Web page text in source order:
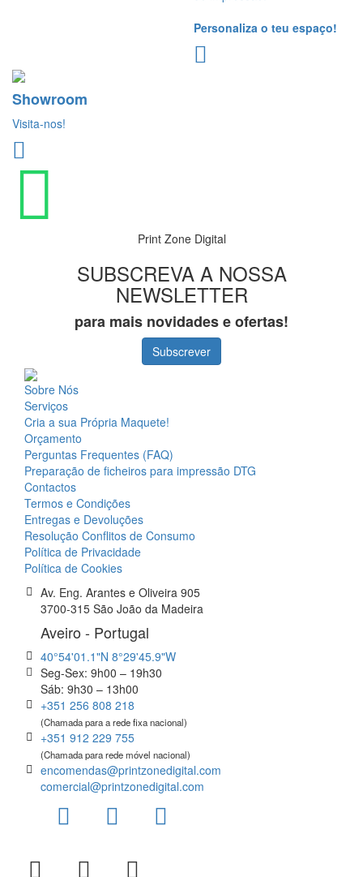
Personaliza o teu espaço!
Showroom
Visita-nos!
Print Zone Digital
SUBSCREVA A NOSSA
NEWSLETTER
para mais novidades e ofertas!
Subscrever
Sobre Nós
Serviços
Cria a sua Própria Maquete!
Orçamento
Perguntas Frequentes (FAQ)
Preparação de ficheiros para impressão DTG
Contactos
Termos e Condições
Entregas e Devoluções
Resolução Conflitos de Consumo
Política de Privacidade
Política de Cookies
Av. Eng. Arantes e Oliveira 905
3700-315 São João da Madeira
Aveiro - Portugal
40°54'01.1"N 8°29'45.9"W
Seg-Sex: 9h00 – 19h30
Sáb: 9h30 – 13h00
+351 256 808 218
(Chamada para a rede fixa nacional)
+351 912 229 755
(Chamada para rede móvel nacional)
encomendas@printzonedigital.com
comercial@printzonedigital.com